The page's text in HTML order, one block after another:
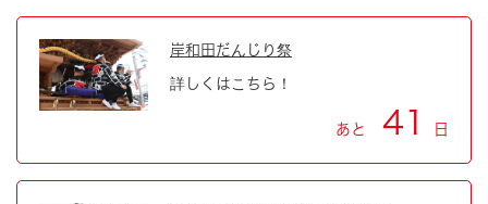
岸和田だんじり祭
詳しくはこちら！
あと 41 日